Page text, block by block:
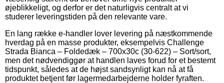
øjeblikkeligt, og derfor er det naturligvis centralt at vi
studerer leveringstiden på den relevante vare.
En lang række e-handler lover levering på næstkommende
hverdag på en masse produkter, eksempelvis Challenge
Strada Bianca – Foldedæk – 700x30c (30-622) – Sort/sort,
men det nødvendiggør at handlen laves forud for et bestemt
tidspunkt, således at de højst sandsynligt kan nå at få
produktet betjent før lagermedarbejderne holder fyraften.